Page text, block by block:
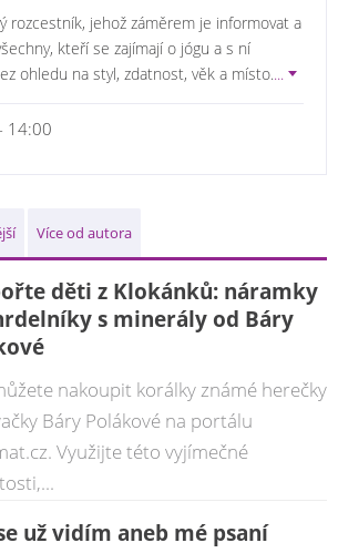
rozcestník, jehož záměrem je informovat a
kteří se zajímají o jógu a s ní
ohledu na styl, zdatnost, věk a místo....
14:00
Více od autora
děti z Klokánků: náramky
s minerály od Báry
nakoupit korálky známé herečky
Báry Polákové na portálu
Využijte této vyjímečné
už vidím aneb mé psaní